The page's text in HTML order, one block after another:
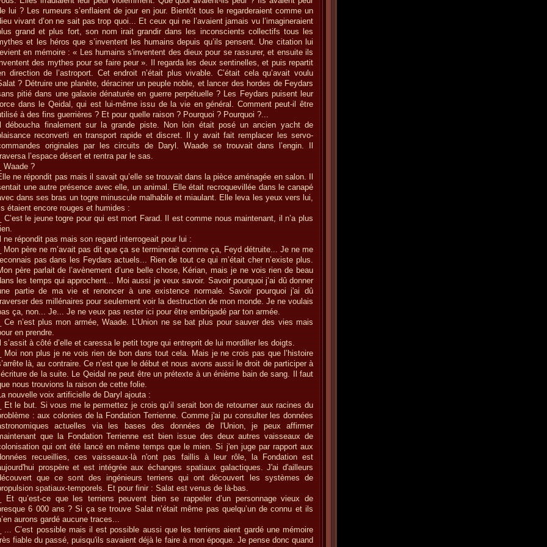
lui ? Les rumeurs s’enflaient de jour en jour. Bientôt tous le regarderaient comme un
vivant d’on ne sait pas trop quoi... Et ceux qui ne l’avaient jamais vu l’imagineraient
grand et plus fort, son nom irait grandir dans les inconscients collectifs tous les
et les héros que s’inventent les humains depuis qu’ils pensent. Une citation lui
en mémoire : « Les humains s'inventent des dieux pour se rassurer, et ensuite ils
des mythes pour se faire peur ». Il regarda les deux sentinelles, et puis repartit
direction de l’astroport. Cet endroit n’était plus vivable. C’était cela qu’avait voulu
? Détruire une planète, déraciner un peuple noble, et lancer des hordes de Feydars
pitié dans une galaxie dénaturée en guerre perpétuelle ? Les Feydars puisent leur
dans le Qeidal, qui est lui-même issu de la vie en général. Comment peut-il être
à des fins guerrières ? Et pour quelle raison ? Pourquoi ? Pourquoi ?...
déboucha finalement sur la grande piste. Non loin était posé un ancien yacht de
reconverti en transport rapide et discret. Il y avait fait remplacer les servo-
originales par les circuits de Daryl. Waade se trouvait dans l’engin. Il
l’espace désert et rentra par le sas.
Waade ?
ne répondit pas mais il savait qu’elle se trouvait dans la pièce aménagée en salon. Il
une autre présence avec elle, un animal. Elle était recroquevillée dans le canapé
dans ses bras un togre minuscule malhabile et miaulant. Elle leva les yeux vers lui,
étaient encore rouges et humides :
C’est le jeune togre pour qui est mort Farad. Il est comme nous maintenant, il n’a plus
ne répondit pas mais son regard interrogeait pour lui :
Mon père ne m’avait pas dit que ça se terminerait comme ça, Feyd détruite... Je ne me
pas dans les Feydars actuels... Rien de tout ce qui m’était cher n’existe plus.
père parlait de l’avènement d’une belle chose, Kérian, mais je ne vois rien de beau
les temps qui approchent... Moi aussi je veux savoir. Savoir pourquoi j’ai dû donner
partie de ma vie et renoncer à une existence normale. Savoir pourquoi j'ai dû
des millénaires pour seulement voir la destruction de mon monde. Je ne voulais
ça, non... Je... Je ne veux pas rester ici pour être embrigadé par ton armée.
Ce n’est plus mon armée, Waade. L’Union ne se bat plus pour sauver des vies mais
en prendre.
s’assit à côté d’elle et caressa le petit togre qui entreprit de lui mordiller les doigts.
Moi non plus je ne vois rien de bon dans tout cela. Mais je ne crois pas que l’histoire
là, au contraire. Ce n’est que le début et nous avons aussi le droit de participer à
de la suite. Le Qeidal ne peut être un prétexte à un énième bain de sang. Il faut
nous trouvions la raison de cette folie.
nouvelle voix artificielle de Daryl ajouta :
Et le but. Si vous me le permettez je crois qu’il serait bon de retourner aux racines du
: aux colonies de la Fondation Terrienne. Comme j'ai pu consulter les données
actuelles via les bases des données de l'Union, je peux affirmer
que la Fondation Terrienne est bien issue des deux autres vaisseaux de
qui ont été lancé en même temps que le mien. Si j'en juge par rapport aux
recueillies, ces vaisseaux-là n'ont pas faillis à leur rôle, la Fondation est
prospère et est intégrée aux échanges spatiaux galactiques. J'ai d'ailleurs
que ce sont des ingénieurs terriens qui ont découvert les systèmes de
spatiaux-temporels. Et pour finir : Salat est venus de là-bas.
Et qu’est-ce que les terriens peuvent bien se rappeler d’un personnage vieux de
6 000 ans ? Si ça se trouve Salat n’était même pas quelqu’un de connu et ils
aurons gardé aucune traces...
... C’est possible mais il est possible aussi que les terriens aient gardé une mémoire
fiable du passé, puisqu'ils savaient déjà le faire à mon époque. Je pense donc quand